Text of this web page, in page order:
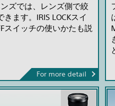
ズでは、レンズ側で絞
ます。IRIS LOCKスイ
スイッチの使いかたも説
For more detail